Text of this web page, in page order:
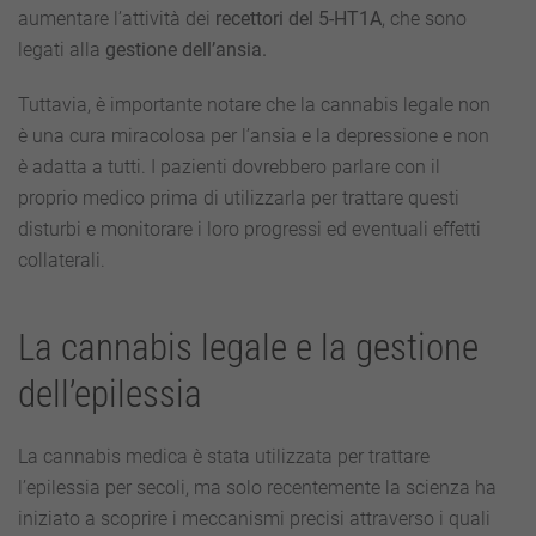
aumentare l’attività dei recettori del 5-HT1A , che sono
legati alla gestione dell’ansia.
Tuttavia, è importante notare che la cannabis legale non
è una cura miracolosa per l’ansia e la depressione e non
è adatta a tutti. I pazienti dovrebbero parlare con il
proprio medico prima di utilizzarla per trattare questi
disturbi e monitorare i loro progressi ed eventuali effetti
collaterali.
La cannabis legale e la gestione
dell’epilessia
La cannabis medica è stata utilizzata per trattare
l’epilessia per secoli, ma solo recentemente la scienza ha
iniziato a scoprire i meccanismi precisi attraverso i quali